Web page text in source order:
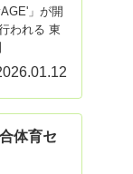
」が開
われる 東
体育セ